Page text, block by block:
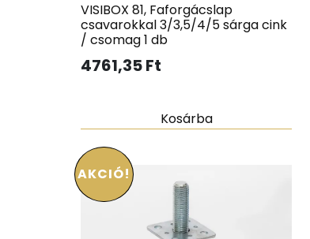
VISIBOX 81, Faforgácslap
csavarokkal 3/3,5/4/5 sárga cink
/ csomag 1 db
4761,35Ft
Kosárba
AKCIÓ!